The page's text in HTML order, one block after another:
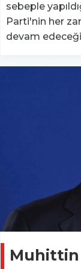
sebeple
Parti'nin her
devam
Muhittin